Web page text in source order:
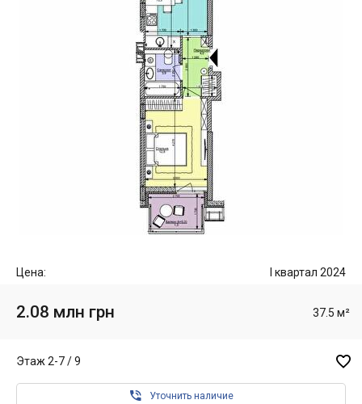
Цена: I квартал 2024
2.08 млн грн 37.5 м²
Этаж 2-7 / 9 
 Уточнить наличие